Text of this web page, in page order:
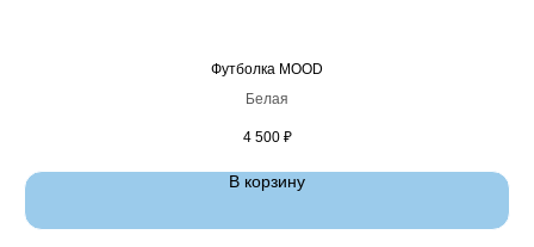
Футболка MOOD
Белая
4 500 ₽
В корзину